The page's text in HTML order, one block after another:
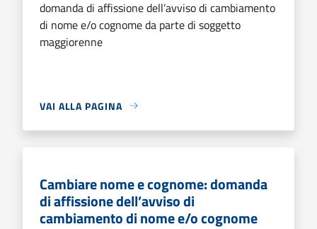
domanda di affissione dell’avviso di cambiamento
di nome e/o cognome da parte di soggetto
maggiorenne
VAI ALLA PAGINA
Cambiare nome e cognome: domanda
di affissione dell’avviso di
cambiamento di nome e/o cognome